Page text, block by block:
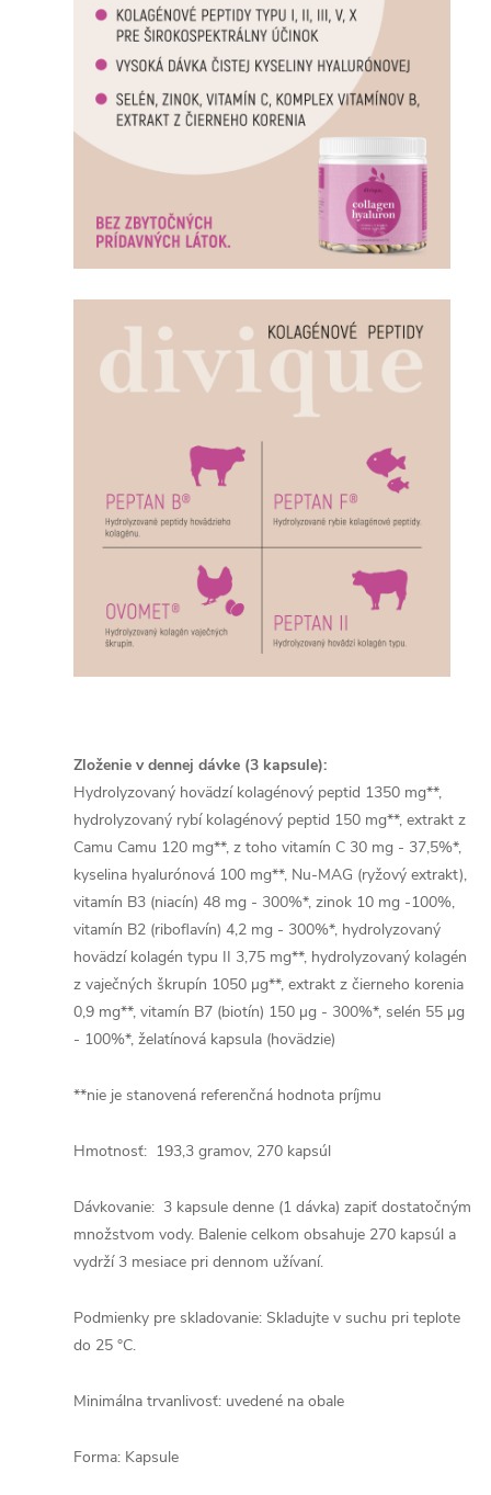
Zloženie v dennej dávke (3 kapsule):
Hydrolyzovaný hovädzí kolagénový peptid 1350 mg**,
hydrolyzovaný rybí kolagénový peptid 150 mg**, extrakt z
Camu Camu 120 mg**, z toho vitamín C 30 mg - 37,5%*,
kyselina hyalurónová 100 mg**, Nu-MAG (ryžový extrakt),
vitamín B3 (niacín) 48 mg - 300%*, zinok 10 mg -100%,
vitamín B2 (riboflavín) 4,2 mg - 300%*, hydrolyzovaný
hovädzí kolagén typu II 3,75 mg**, hydrolyzovaný kolagén
z vaječných škrupín 1050 µg**, extrakt z čierneho korenia
0,9 mg**, vitamín B7 (biotín) 150 µg - 300%*, selén 55 µg
- 100%*, želatínová kapsula (hovädzie)
**nie je stanovená referenčná hodnota príjmu
Hmotnosť: 193,3 gramov, 270 kapsúl
Dávkovanie: 3 kapsule denne (1 dávka) zapiť dostatočným
množstvom vody. Balenie celkom obsahuje 270 kapsúl a
vydrží 3 mesiace pri dennom užívaní.
Podmienky pre skladovanie: Skladujte v suchu pri teplote
do 25 °C.
Minimálna trvanlivosť: uvedené na obale
Forma: Kapsule